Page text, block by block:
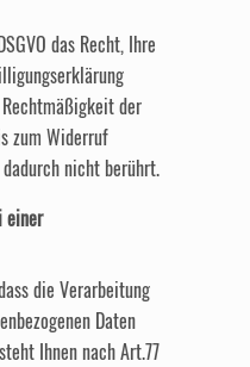
das Recht, Ihre
der
zum Widerruf
nicht berührt.
einer
die Verarbeitung
Daten
Ihnen nach Art.77